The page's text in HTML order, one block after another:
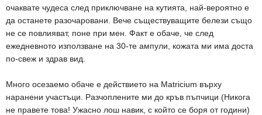
очаквате чудеса след приключване на кутията, най-вероятно е
да останете разочаровани. Вече съществуващите белези също
не се повлияват, поне при мен. Факт е обаче, че след
ежедневното използване на 30-те ампули, кожата ми има доста
по-свеж и здрав вид.
Много осезаемо обаче е действието на Matricium върху
наранени участъци. Разчоплените ми до кръв пъпчици (Никога
не правете това! Ужасно лош навик, с който се боря от години)